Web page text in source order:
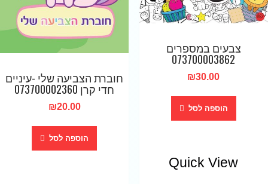
צבעים במספרים
073700003862
₪30.00
הוספה לסל
Quick View
חוברת הצביעה שלי -עיניים
חדי קרן 073700002360
₪20.00
הוספה לסל